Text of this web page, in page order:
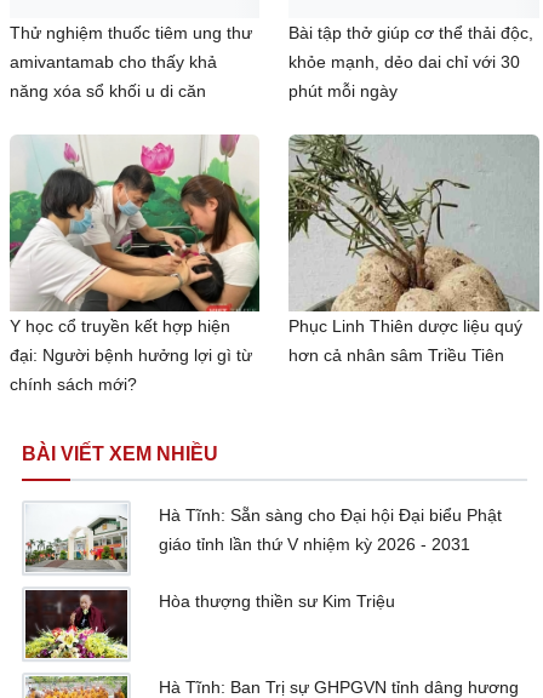
Thử nghiệm thuốc tiêm ung thư
amivantamab cho thấy khả
năng xóa sổ khối u di căn
Bài tập thở giúp cơ thể thải độc,
khỏe mạnh, dẻo dai chỉ với 30
phút mỗi ngày
Y học cổ truyền kết hợp hiện
đại: Người bệnh hưởng lợi gì từ
chính sách mới?
Phục Linh Thiên dược liệu quý
hơn cả nhân sâm Triều Tiên
BÀI VIẾT XEM NHIỀU
Hà Tĩnh: Sẵn sàng cho Đại hội Đại biểu Phật
giáo tỉnh lần thứ V nhiệm kỳ 2026 - 2031
Hòa thượng thiền sư Kim Triệu
Hà Tĩnh: Ban Trị sự GHPGVN tỉnh dâng hương